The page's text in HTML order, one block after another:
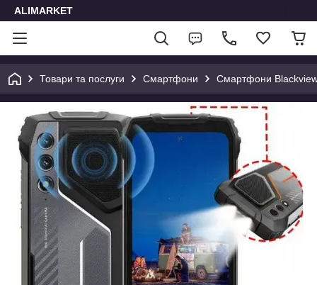
ALIMARKET
Товари та послуги Смартфони Смартфони